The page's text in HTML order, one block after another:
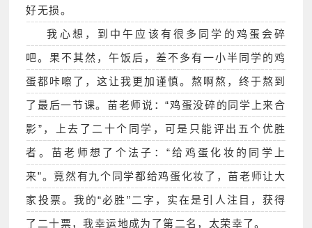
好无损。
我心想，到中午应该有很多同学的鸡蛋会碎
吧。果不其然，午饭后，差不多有一小半同学的鸡
蛋都咔嚓了，这让我更加谨慎。熬啊熬，终于熬到
了最后一节课。苗老师说：“鸡蛋没碎的同学上来合
影”，上去了二十个同学，可是只能评出五个优胜
者。苗老师想了个法子：“给鸡蛋化妆的同学上
来”。竟然有九个同学都给鸡蛋化妆了，苗老师让大
家投票。我的“必胜”二字，实在是引人注目，获得
了二十票，我幸运地成为了第二名，太荣幸了。